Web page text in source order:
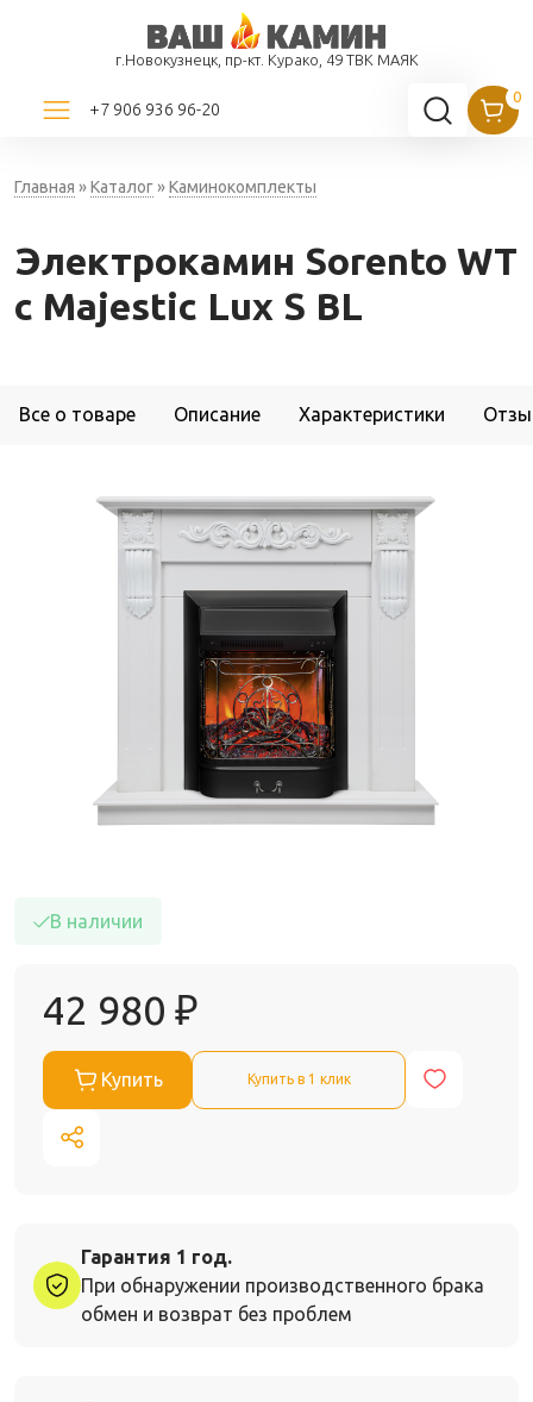
г.Новокузнецк, пр-кт. Курако, 49 ТВК МАЯК
+7 906 936 96-20
Главная »Каталог»Каминокомплекты
Электрокамин Sorento WT
с Majestic Lux S BL
Все о товаре Описание Характеристики
В наличии
42 980 ₽
Купить Купить в 1 клик
Гарантия 1 год.
При обнаружении производственного брака
обмен и возврат без проблем